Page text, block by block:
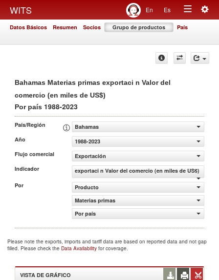
WITS En Es
Toggle
Datos Básicos Resumen Socios Grupo de productos País
Bahamas Materias primas exportaci n Valor del
comercio (en miles de US$)
Por país 1988-2023
País/Región
Bahamas
Año
1988-2023
Flujo comercial
Exportación
Indicador
exportaci n Valor del comercio (en miles de US$)
Por
Producto
Materias primas
Por país
Please note the exports, imports and tariff data are based on reported data and not gap
filled. Please check the Data Availability for coverage.
VISTA DE GRÁFICO